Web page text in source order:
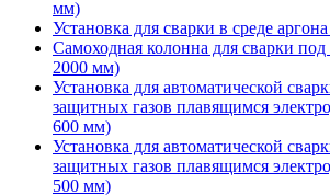
мм)
Установка для сварки в среде
Самоходная колонна для сварки
2000 мм)
Установка для автоматической
защитных газов плавящимся
600 мм)
Установка для автоматической
защитных газов плавящимся
500 мм)